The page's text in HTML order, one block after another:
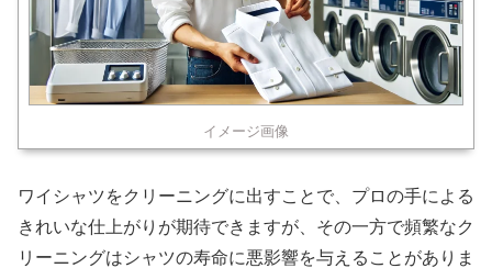
イメージ画像
ワイシャツをクリーニングに出すことで、プロの手による
きれいな仕上がりが期待できますが、その一方で頻繁なク
リーニングはシャツの寿命に悪影響を与えることがありま